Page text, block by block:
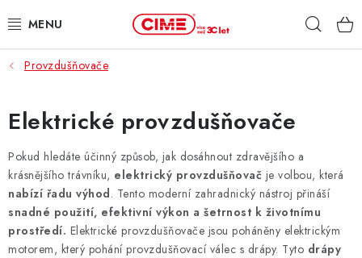
na
ZAHRADA, LES
DÍLNA, STAVBA
MILWAUKEE
ELEKTROMOBILITA
PROFI STROJE
Provzdušňovače
Elektrické provzdušňovače
Pokud hledáte účinný způsob, jak dosáhnout zdravějšího a
krásnějšího trávníku, elektrický provzdušňovač je volbou, která
nabízí řadu výhod. Tento moderní zahradnický nástroj přináší
snadné použití, efektivní výkon a šetrnost k životnímu
prostředí. Elektrické provzdušňovače jsou poháněny elektrickým
motorem, který pohání provzdušňovací válec s drápy. Tyto drápy